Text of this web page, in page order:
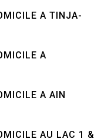
A TINJA-
A
A AIN
AU LAC 1 &